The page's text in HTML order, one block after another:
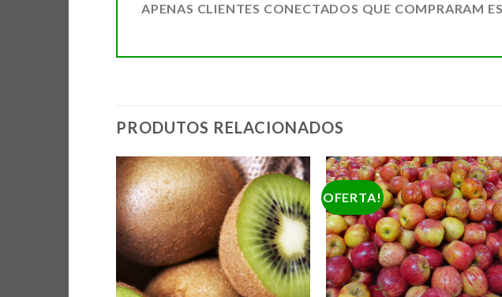
APENAS CLIENTES CONECTADOS QUE COMPRARAM
PRODUTOS RELACIONADOS
ADICIONAR
A LISTA DE
COMPRAS
OFERTA!
A LISTA